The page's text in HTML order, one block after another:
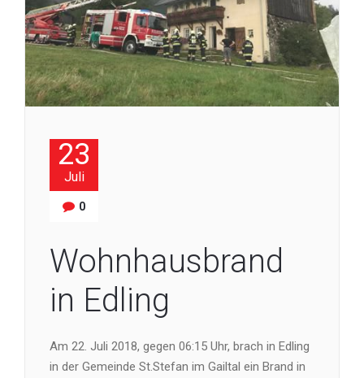
23
Juli
0
Wohnhausbrand
in Edling
Am 22. Juli 2018, gegen 06:15 Uhr, brach in Edling
in der Gemeinde St.Stefan im Gailtal ein Brand in